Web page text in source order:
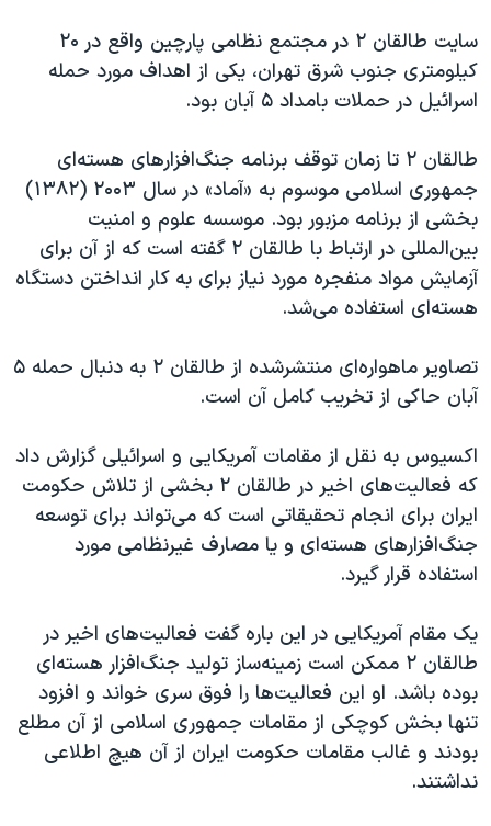
سایت طالقان ٢ در مجتمع نظامی پارچین واقع در ۲۰
کیلومتری جنوب شرق تهران، یکی از اهداف مورد حمله
اسرائیل در حملات بامداد ۵ آبان بود.
طالقان ٢ تا زمان توقف برنامه جنگ‌افزارهای هسته‌ای
جمهوری اسلامی موسوم به «آماد» در سال ۲۰۰۳ (١٣٨۲)
بخشی از برنامه مزبور بود. موسسه علوم و امنیت
بین‌المللی در ارتباط با طالقان ٢ گفته است که از آن برای
آزمایش مواد منفجره مورد نیاز برای به کار انداختن دستگاه
هسته‌ای استفاده می‌شد.
تصاویر ماهواره‌ای منتشرشده از طالقان ٢ به دنبال حمله ۵
آبان حاکی از تخریب کامل آن است.
اکسیوس به نقل از مقامات آمریکایی و اسرائیلی گزارش داد
که فعالیت‌های اخیر در طالقان ٢ بخشی از تلاش حکومت
ایران برای انجام تحقیقاتی است که می‌تواند برای توسعه
جنگ‌افزارهای هسته‌ای و یا مصارف غیرنظامی مورد
استفاده قرار گیرد.
یک مقام آمریکایی در این باره گفت فعالیت‌های اخیر در
طالقان ٢ ممکن است زمینه‌ساز تولید جنگ‌افزار هسته‌ای
بوده باشد. او این فعالیت‌ها را فوق سری خواند و افزود
تنها بخش کوچکی از مقامات جمهوری اسلامی از آن مطلع
بودند و غالب مقامات حکومت ایران از آن هیچ اطلاعی
نداشتند.